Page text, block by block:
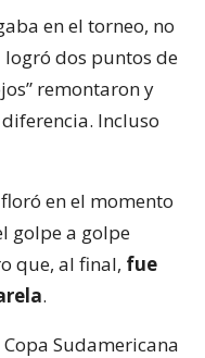
en el torneo, no
dos puntos de
remontaron y
Incluso
en el momento
golpe a golpe
que, al final, fue
.
Sudamericana